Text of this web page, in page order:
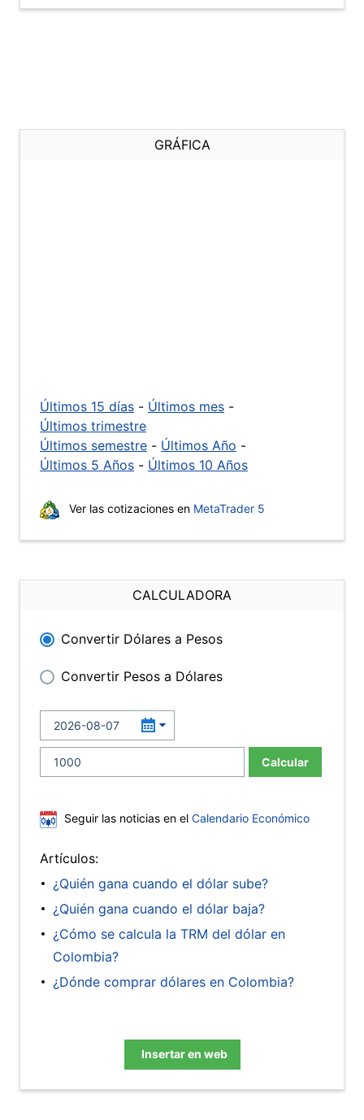
GRÁFICA
Últimos 15 días - Últimos mes -
Últimos trimestre
Últimos semestre - Últimos Año -
Últimos 5 Años - Últimos 10 Años
Ver las cotizaciones en MetaTrader 5
CALCULADORA
Convertir Dólares a Pesos
Convertir Pesos a Dólares
Calcular
Seguir las noticias en el Calendario Económico
Artículos:
¿Quién gana cuando el dólar sube?
¿Quién gana cuando el dólar baja?
¿Cómo se calcula la TRM del dólar en
Colombia?
¿Dónde comprar dólares en Colombia?
Insertar en web